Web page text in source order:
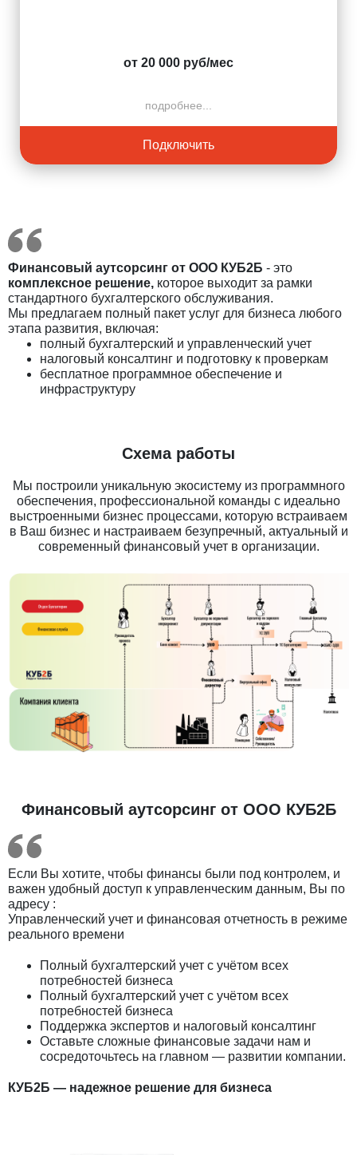
от 20 000 руб/мес
подробнее...
Подключить
Финансовый аутсорсинг от ООО КУБ2Б - это
комплексное решение, которое выходит за рамки
стандартного бухгалтерского обслуживания.
Мы предлагаем полный пакет услуг для бизнеса любого
этапа развития, включая:
полный бухгалтерский и управленческий учет
налоговый консалтинг и подготовку к проверкам
бесплатное программное обеспечение и
инфраструктуру
Схема работы
Мы построили уникальную экосистему из программного
обеспечения, профессиональной команды с идеально
выстроенными бизнес процессами, которую встраиваем
в Ваш бизнес и настраиваем безупречный, актуальный и
современный финансовый учет в организации.
Финансовый аутсорсинг от ООО КУБ2Б
Если Вы хотите, чтобы финансы были под контролем, и
важен удобный доступ к управленческим данным, Вы по
адресу :
Управленческий учет и финансовая отчетность в режиме
реального времени
Полный бухгалтерский учет с учётом всех
потребностей бизнеса
Полный бухгалтерский учет с учётом всех
потребностей бизнеса
Поддержка экспертов и налоговый консалтинг
Оставьте сложные финансовые задачи нам и
сосредоточьтесь на главном — развитии компании.
КУБ2Б — надежное решение для бизнеса